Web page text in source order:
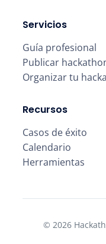
Servicios
Guía profesional
Publicar
Organizar tu
Recursos
Casos de éxito
Calendario
Herramientas
© 2026